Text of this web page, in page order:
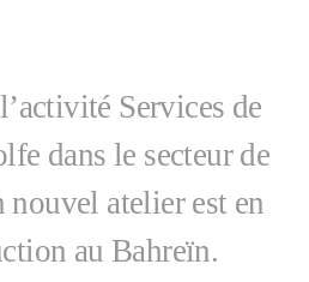
Services de
dans le secteur de
atelier est en
au Bahreïn.